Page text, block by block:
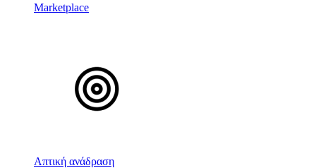
Marketplace
Απτική ανάδραση